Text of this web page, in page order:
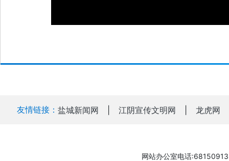
友情链接： 盐城新闻网 江阴宣传文明网 龙虎网
网站办公室电话:68150913